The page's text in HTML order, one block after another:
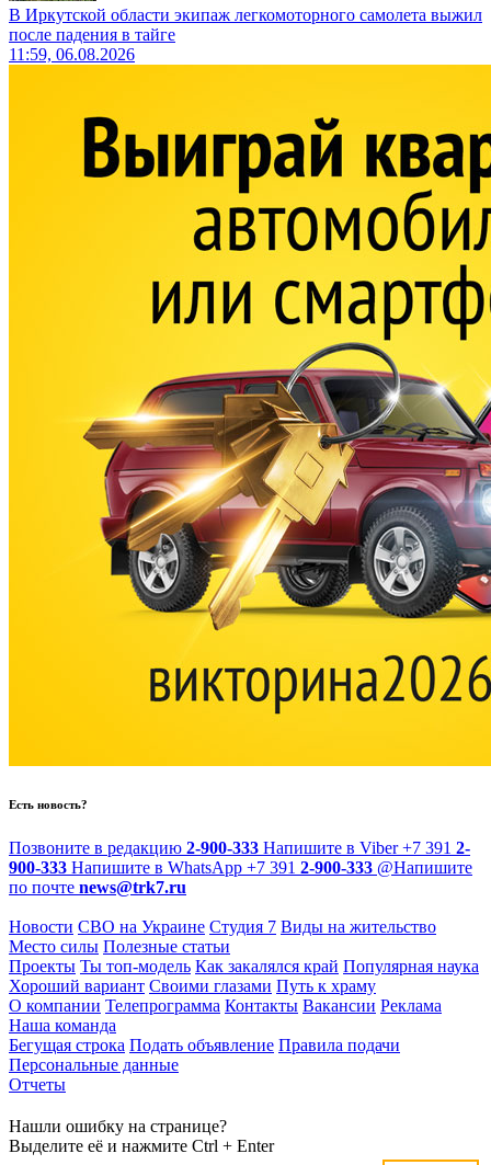
В Иркутской области экипаж легкомоторного самолета выжил
после падения в тайге
11:59, 06.08.2026
Есть новость?
Позвоните в редакцию 2-900-333 Напишите в Viber +7 391 2-
900-333 Напишите в WhatsApp +7 391 2-900-333 @Напишите
по почте news@trk7.ru
Новости СВО на Украине Студия 7 Виды на жительство
Место силы Полезные статьи
Проекты Ты топ-модель Как закалялся край Популярная наука
Хороший вариант Своими глазами Путь к храму
О компании Телепрограмма Контакты Вакансии Реклама
Наша команда
Бегущая строка Подать объявление Правила подачи
Персональные данные
Отчеты
Нашли ошибку на странице?
Выделите её и нажмите Ctrl + Enter